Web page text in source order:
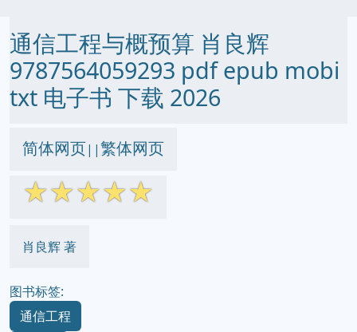
通信工程与概预算 肖良辉
9787564059293 pdf epub mobi
txt 电子书 下载 2026
简体网页||繁体网页
☆☆☆☆☆
肖良辉 著
图书标签:
通信工程